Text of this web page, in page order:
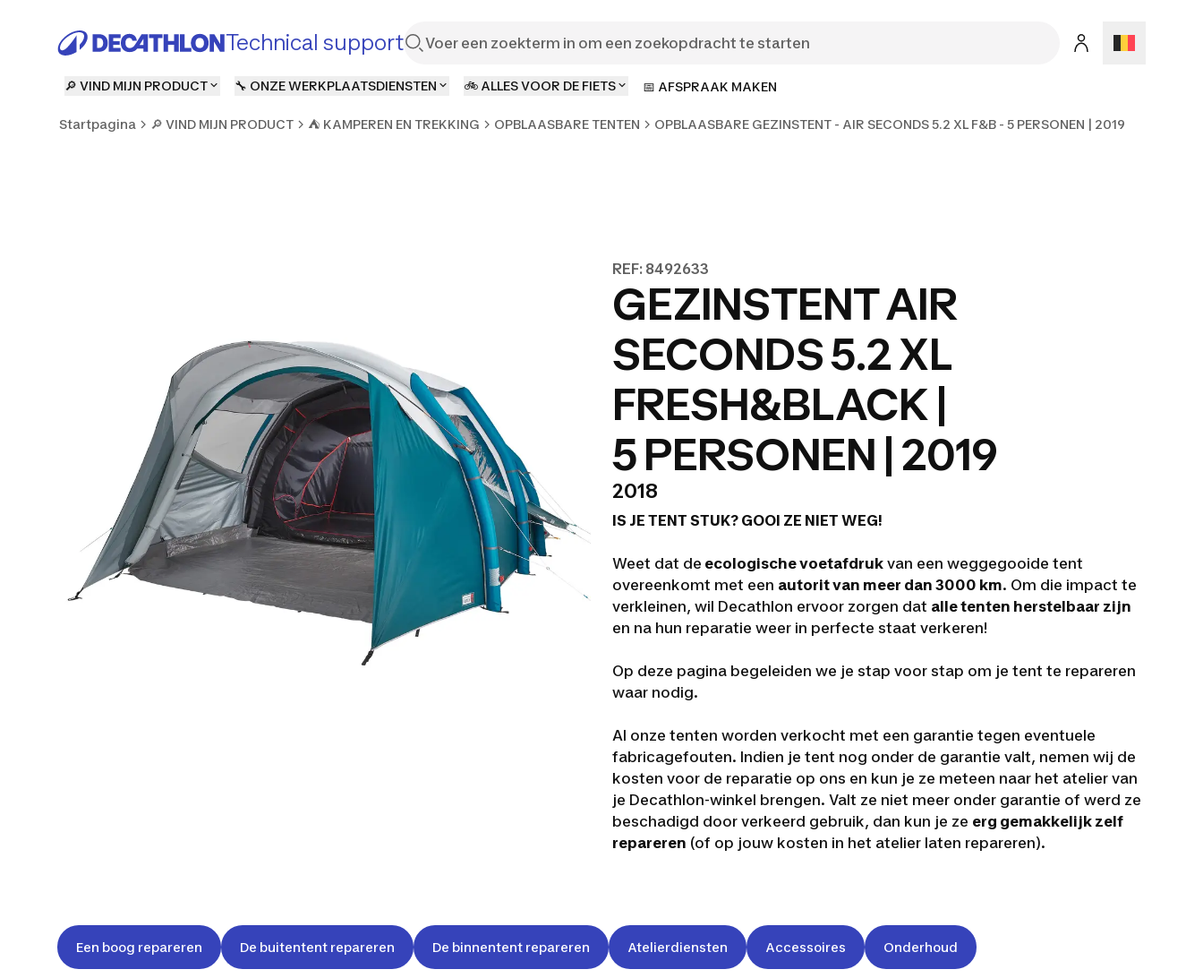
Technical support
🔎 VIND MIJN PRODUCT 🔧 ONZE WERKPLAATSDIENSTEN 🚲 ALLES VOOR DE FIETS 📅 AFSPRAAK MAKEN
Startpagina 🔎 VIND MIJN PRODUCT ⛺ KAMPEREN EN TREKKING OPBLAASBARE TENTEN OPBLAASBARE GEZINSTENT - AIR SECONDS 5.2 XL F&B - 5 PERSONEN | 2019
REF: 8492633
GEZINSTENT AIR
SECONDS 5.2 XL
FRESH&BLACK |
5 PERSONEN | 2019
2018
IS JE TENT STUK? GOOI ZE NIET WEG!
Weet dat de ecologische voetafdrukvan een weggegooide tent
overeenkomt met een autorit van meer dan 3000 km. Om die impact te
verkleinen, wil Decathlon ervoor zorgen dat alle tenten herstelbaar zijn
en na hun reparatie weer in perfecte staat verkeren!
Op deze pagina begeleiden we je stap voor stap om je tent te repareren
waar nodig.
Al onze tenten worden verkocht met een garantie tegen eventuele
fabricagefouten. Indien je tent nog onder de garantie valt, nemen wij de
kosten voor de reparatie op ons en kun je ze meteen naar het atelier van
je Decathlon-winkel brengen. Valt ze niet meer onder garantie of werd ze
beschadigd door verkeerd gebruik, dan kun je ze erg gemakkelijk zelf
repareren (of op jouw kosten in het atelier laten repareren).
Een boog repareren De buitentent repareren De binnentent repareren Atelierdiensten Accessoires Onderhoud